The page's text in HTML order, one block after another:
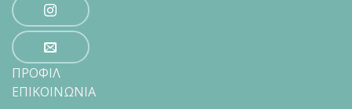
ΠΡΟΦΙΛ
ΕΠΙΚΟΙΝΩΝΙΑ